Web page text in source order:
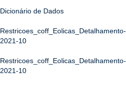
Dicionário de Dados
Restricoes_coff_Eolicas_Detalhamento-
2021-10
Restricoes_coff_Eolicas_Detalhamento-
2021-10